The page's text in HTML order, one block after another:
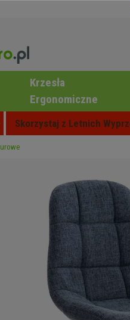
Krzesła
Ergonomiczne
Skorzystaj z Letnich